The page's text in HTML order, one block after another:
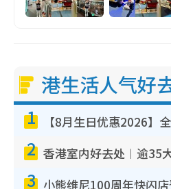
港生活人气好
1
2
3